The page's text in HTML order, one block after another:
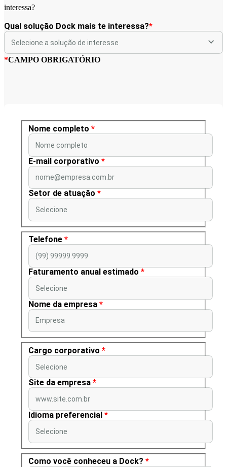
interessa?
Qual solução Dock mais te interessa?*
*CAMPO OBRIGATÓRIO
Nome completo *
Nome completo
E-mail corporativo *
nome@empresa.com.br
Setor de atuação *
Selecione
Telefone *
(99) 99999.9999
Faturamento anual estimado *
Selecione
Nome da empresa *
Empresa
Cargo corporativo *
Selecione
Site da empresa *
www.site.com.br
Idioma preferencial *
Selecione
Como você conheceu a Dock? *